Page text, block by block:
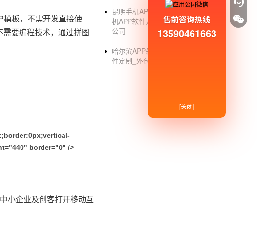
模板，不需开发直接使
要编程技术，通过拼图
border="0" />
小企业及创客打开移动互
昆明手机APP软件开发公司_昆明手
机APP软件开发_定制_制作_外包_
公司
哈尔滨APP软件开发公司_哈尔滨软
件定制_外包_制作公司
售前咨询热线
13590461663
[关闭]